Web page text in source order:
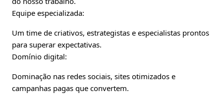
Equipe especializada:
Um time de criativos, estrategistas e especialistas prontos
para superar expectativas.
Domínio digital:
Dominação nas redes sociais, sites otimizados e
campanhas pagas que convertem.